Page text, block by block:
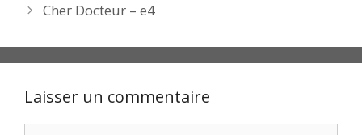
Cher Docteur – e4
Laisser un commentaire